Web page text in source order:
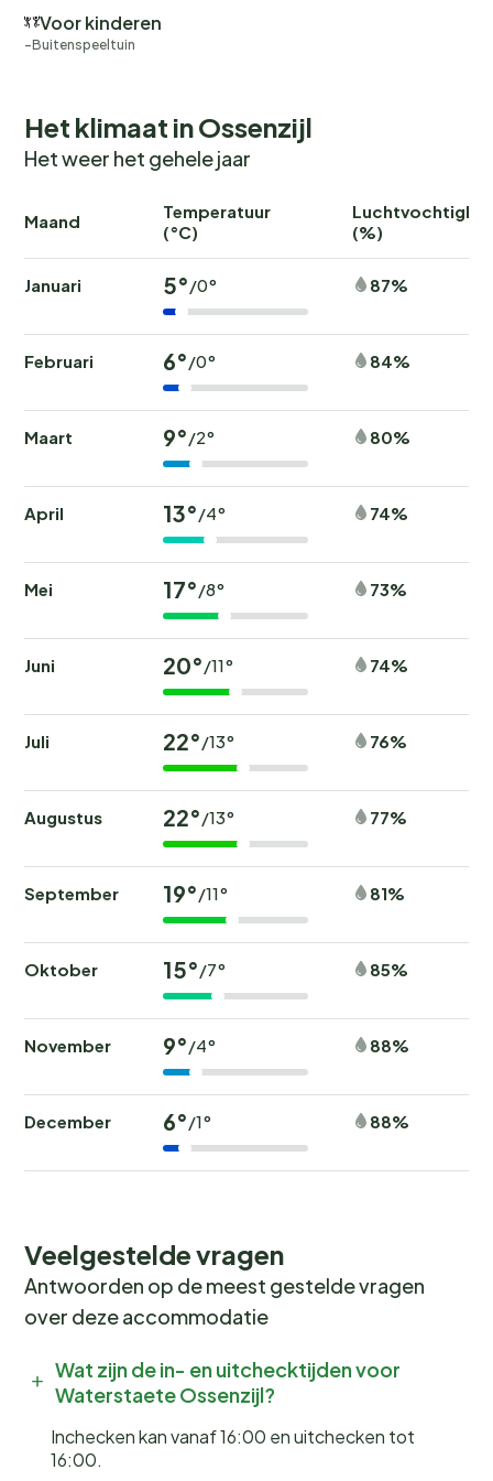
Voor kinderen
Buitenspeeltuin
Het klimaat in Ossenzijl
Het weer het gehele jaar
Maand
Temperatuur
(°C)
(%)
Januari 5°/0° 87%
Februari 6°/0° 84%
Maart 9°/2° 80%
April 13°/4° 74%
Mei 17°/8° 73%
Juni 20°/11° 74%
Juli 22°/13° 76%
Augustus 22°/13° 77%
September 19°/11° 81%
Oktober 15°/7° 85%
November 9°/4° 88%
December 6°/1° 88%
Veelgestelde vragen
Antwoorden op de meest gestelde vragen
over deze accommodatie
Wat zijn de in- en uitchecktijden voor
Waterstaete Ossenzijl?
Inchecken kan vanaf 16:00 en uitchecken tot
16:00.